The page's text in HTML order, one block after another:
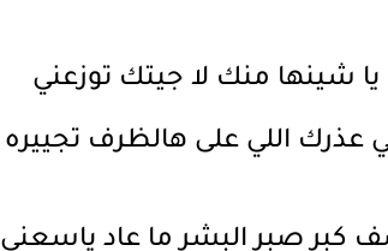
يا شينها منك لا جيتك توزعني
عذرك اللي على هالظرف تجييره
كبر صبر البشر ما عاد ياسعني